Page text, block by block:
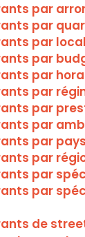
par
par
par
par
par
par
par
par
par
par
par
par
de